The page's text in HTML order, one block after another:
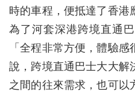
時的車程，便抵達了香港
為了河套深港跨境直通
「全程非常方便，體驗
說，跨境直通巴士大大解
之間的往來需求，也可以